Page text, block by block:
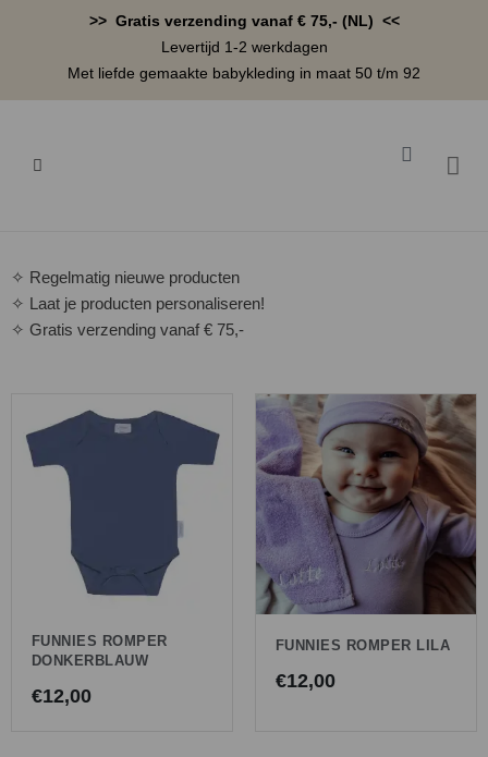
>> Gratis verzending vanaf € 75,- (NL) <<
Levertijd 1-2 werkdagen
Met liefde gemaakte babykleding in maat 50 t/m 92
✧ Regelmatig nieuwe producten
✧ Laat je producten personaliseren!
✧ Gratis verzending vanaf € 75,-
FUNNIES ROMPER
DONKERBLAUW
€12,00
FUNNIES ROMPER LILA
€12,00